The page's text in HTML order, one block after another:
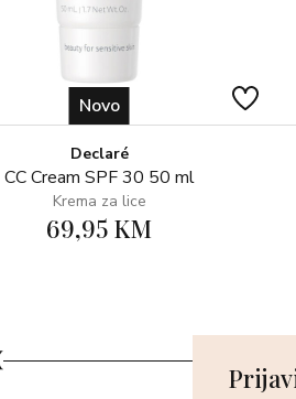
Novo
Declaré
CC Cream SPF 30 50 ml
Krema za lice
69,95 KM